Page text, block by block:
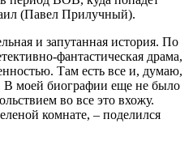
(Павел Прилучный).
и запутанная история. По
фантастическая драма,
Там есть все и, думаю,
В моей биографии еще не было
во все это вхожу.
комнате, – поделился